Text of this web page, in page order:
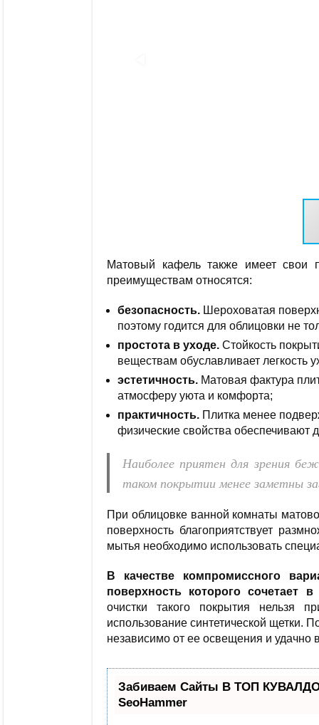
Матовый кафель также имеет свои
преимуществам относятся:
безопасность. Шероховатая
поэтому годится для облицовки не
простота в уходе. Стойкость
веществам обуславливает легкость
эстетичность. Матовая фактура
атмосферу уюта и комфорта;
практичность. Плитка менее
физические свойства обеспечивают
Наиболее приятен для зрения
таком покрытии менее заметны
При облицовке ванной комнаты
поверхность благоприятствует
мытья необходимо использовать
В качестве компромиссного
поверхность которого сочетает
очистки такого покрытия нельзя
использование синтетической щетки.
независимо от ее освещения и
Забиваем Сайты В ТОП
SeoHammer